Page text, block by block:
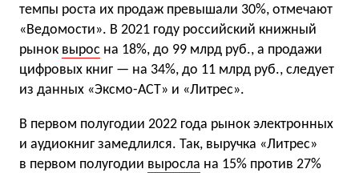
темпы роста их продаж превышали 30%, отмечают
«Ведомости». В 2021 году российский книжный
рынок вырос на 18%, до 99 млрд руб., а продажи
цифровых книг — на 34%, до 11 млрд руб., следует
из данных «Эксмо-АСТ» и «Литрес».
В первом полугодии 2022 года рынок электронных
и аудиокниг замедлился. Так, выручка «Литрес»
в первом полугодии выросла на 15% против 27%